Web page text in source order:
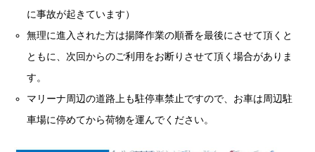
に事故が起きています）
無理に進入された方は揚降作業の順番を最後にさせて頂くと
ともに、次回からのご利用をお断りさせて頂く場合がありま
す。
マリーナ周辺の道路上も駐停車禁止ですので、お車は周辺駐
車場に停めてから荷物を運んでください。